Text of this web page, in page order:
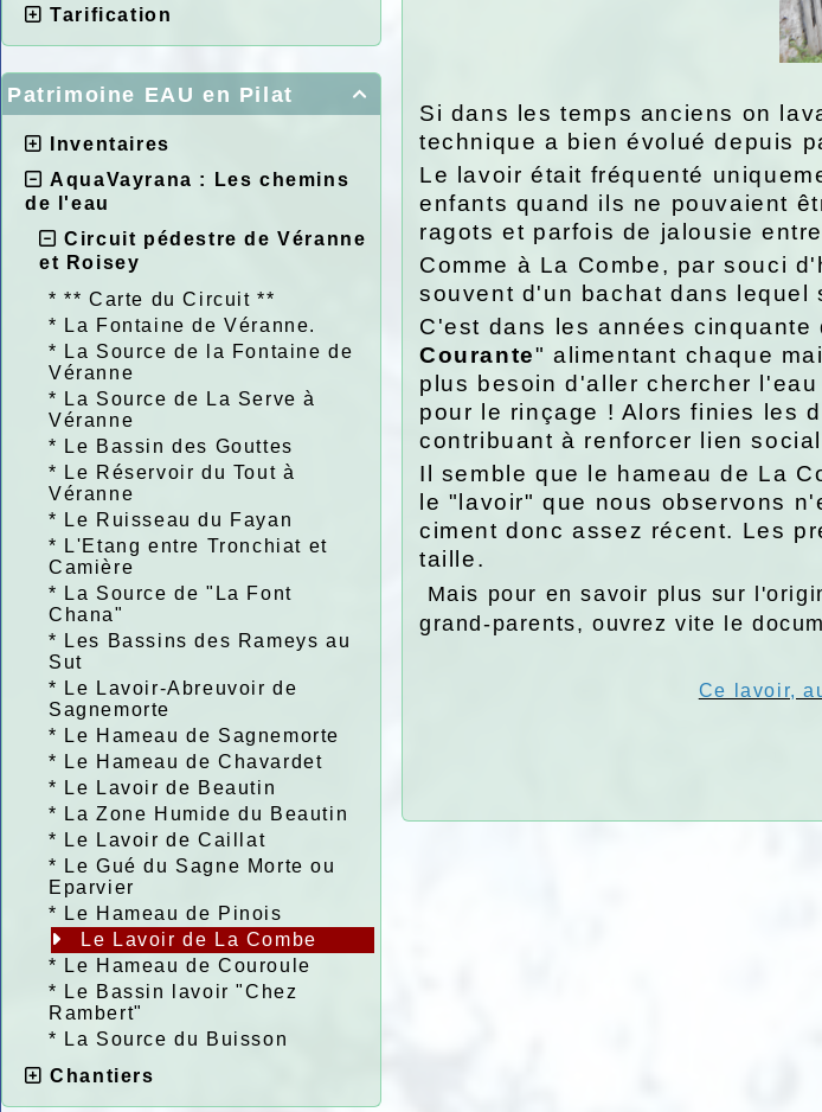
Tarification

Patrimoine EAU en Pilat
Inventaires
AquaVayrana : Les chemins
de l'eau
Circuit pédestre de Véranne
et Roisey
*** Carte du Circuit **
* La Fontaine de Véranne.
* La Source de la Fontaine de
Véranne
* La Source de La Serve à
Véranne
* Le Bassin des Gouttes
* Le Réservoir du Tout à
Véranne
* Le Ruisseau du Fayan
* L'Etang entre Tronchiat et
Camière
* La Source de "La Font
Chana"
* Les Bassins des Rameys au
Sut
* Le Lavoir-Abreuvoir de
Sagnemorte
* Le Hameau de Sagnemorte
* Le Hameau de Chavardet
* Le Lavoir de Beautin
* La Zone Humide du Beautin
* Le Lavoir de Caillat
* Le Gué du Sagne Morte ou
Eparvier
* Le Hameau de Pinois
Le Lavoir de La Combe
* Le Hameau de Couroule
* Le Bassin lavoir "Chez
Rambert"
* La Source du Buisson
Chantiers
Si dans les temps anciens on
technique a bien évolué depuis
Le lavoir était fréquenté
enfants quand ils ne pouvaient
ragots et parfois de jalousie
Comme à La Combe, par souci
souvent d'un bachat dans lequel
C'est dans les années
Courante" alimentant chaque
plus besoin d'aller chercher
pour le rinçage ! Alors finies les
contribuant à renforcer lien
Il semble que le hameau de La
le "lavoir" que nous observons
ciment donc assez récent. Les
taille.
Mais pour en savoir plus sur
grand-parents, ouvrez vite le
Ce lavoir,